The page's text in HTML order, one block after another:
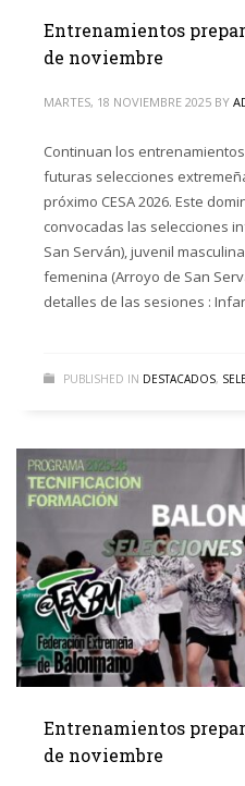
Entrenamientos
de noviembre
MARTES, 18 NOVIEMBRE 2025 BY
Continuan los
futuras selecciones
próximo CESA 2026. Este
convocadas las selecciones
San Serván), juvenil
femenina (Arroyo de San
detalles de las sesiones :
PUBLISHED IN DESTACADOS,
Entrenamientos
de noviembre